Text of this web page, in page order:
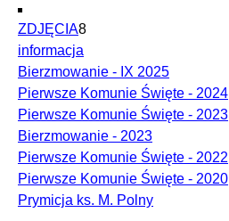
ZDJĘCIA8
informacja
Bierzmowanie - IX 2025
Pierwsze Komunie Święte - 2024
Pierwsze Komunie Święte - 2023
Bierzmowanie - 2023
Pierwsze Komunie Święte - 2022
Pierwsze Komunie Święte - 2020
Prymicja ks. M. Polny